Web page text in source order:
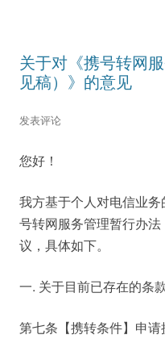
关于对《携号转网
见稿）》的意见
发表评论
您好！
我方基于个人对电信业
号转网服务管理暂行办
议，具体如下。
一. 关于目前已存在的条
第七条【携转条件】申